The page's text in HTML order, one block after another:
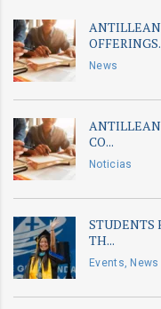
News
ANTILLEAN
CO...
Noticias
STUDENTS
TH...
Events, News